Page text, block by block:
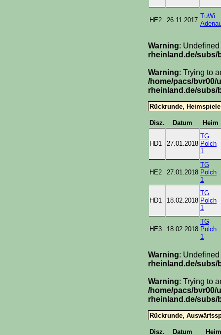
HE2 26.11.2017
TuWi
Warning:
rheinland.de/subs/
Warning: Trying to
/home/pacs/bvr00/
rheinland.de/subs/
Rückrunde, Heimspiele
Disz. Datum Heim
HD1 27.01.2018
TG
Polch
1
HE2 27.01.2018
TG
Polch
1
HD1 18.02.2018
TG
Polch
1
HE3 18.02.2018
TG
Polch
1
Warning:
rheinland.de/subs/
Warning: Trying to
/home/pacs/bvr00/
rheinland.de/subs/
Rückrunde,
Disz. Datum Heim